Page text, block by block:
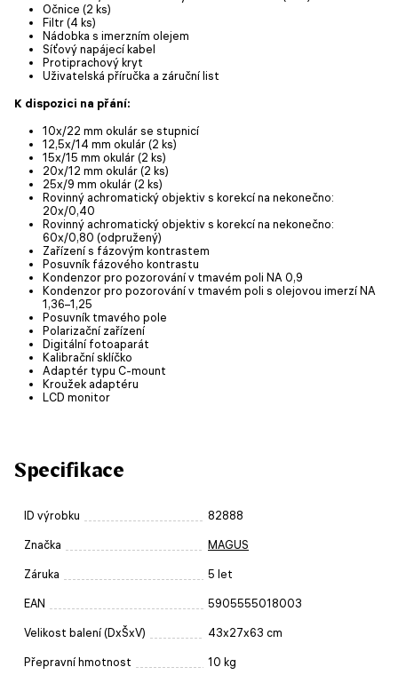
Očnice (2 ks)
Filtr (4 ks)
Nádobka s imerzním olejem
Síťový napájecí kabel
Protiprachový kryt
Uživatelská příručka a záruční list
K dispozici na přání:
10x/22 mm okulár se stupnicí
12,5x/14 mm okulár (2 ks)
15x/15 mm okulár (2 ks)
20x/12 mm okulár (2 ks)
25x/9 mm okulár (2 ks)
Rovinný achromatický objektiv s korekcí na nekonečno:
20x/0,40
Rovinný achromatický objektiv s korekcí na nekonečno:
60x/0,80 (odpružený)
Zařízení s fázovým kontrastem
Posuvník fázového kontrastu
Kondenzor pro pozorování v tmavém poli NA 0,9
Kondenzor pro pozorování v tmavém poli s olejovou imerzí NA
1,36–1,25
Posuvník tmavého pole
Polarizační zařízení
Digitální fotoaparát
Kalibrační sklíčko
Adaptér typu C-mount
Kroužek adaptéru
LCD monitor
Specifikace
ID výrobku 82888
Značka MAGUS
Záruka 5 let
EAN 5905555018003
Velikost balení (DxŠxV) 43x27x63 cm
Přepravní hmotnost 10 kg